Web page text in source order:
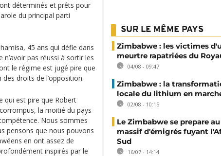
déterminés et prêts pour
du principal parti
45 ans qui défie dans
pas réussi à sortir les
le régime est jugé pire que
droits de l’opposition.
qui est pire que Robert
la moitié du pays
Nous sommes
pensons que nous pouvons
en ont assez de
inspirés par le
SUR LE MÊME PAYS
Zimbabwe : les victimes
meurtre rapatriées du
04/08 - 09:47
Zimbabwe : la
locale du lithium en
02/08 - 10:15
Le Zimbabwe se prepare
massif d'émigrés fuyant
Sud
16/07 - 14:14